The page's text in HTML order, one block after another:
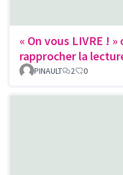
« On vous LIVRE !
rapprocher la
PINAULT 2 0